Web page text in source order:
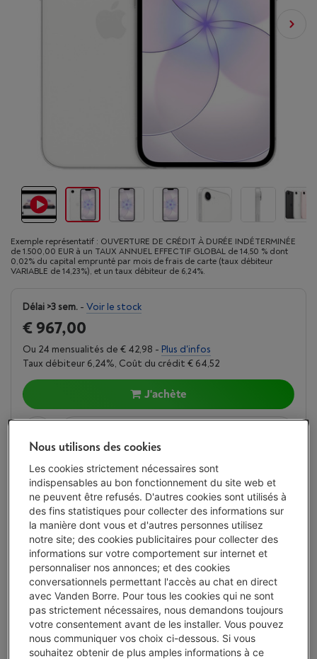
Exemple représentatif : OUVERTURE DE CRÉDIT À DURÉE INDÉTERMINÉE
de 1.500,00 EUR à un TAUX ANNUEL EFFECTIF GLOBAL de 14,50 % dont
0,02% du capital emprunté par mois de frais de carte (taux débiteur
VARIABLE de 14,23%), et un taux débiteur de 6,24%.
Délai >3 sem. - Voir le stock
€ 967,00
Ou 24 mensualités de € 42,98 - Plus d'infos
Taux débiteur 6,24%, Coût du crédit € 64,52
J'achète
Atouts
L’écran OLED 6,1 pouces atteint 1200 nits en HDR pour
rester lisible dans les environnements très lumineux
Le capteur principal 48 MP capture plus de détails et
permet un zoom 2× en qualité optique via recadrage du
capteur
La puce A19 accélère l’ouverture des apps et les
traitements photo avec son CPU 6 cœurs et son Neural
Engine 16 cœurs
Nous utilisons des cookies
Les cookies strictement nécessaires sont
indispensables au bon fonctionnement du site web et
ne peuvent être refusés. D'autres cookies sont utilisés à
des fins statistiques pour collecter des informations sur
la manière dont vous et d'autres personnes utilisez
notre site; des cookies publicitaires pour collecter des
informations sur votre comportement sur internet et
personnaliser nos annonces; et des cookies
conversationnels permettant l'accès au chat en direct
avec Vanden Borre. Pour tous les cookies qui ne sont
pas strictement nécessaires, nous demandons toujours
votre consentement avant de les installer. Vous pouvez
nous communiquer vos choix ci-dessous. Si vous
souhaitez obtenir de plus amples informations à ce